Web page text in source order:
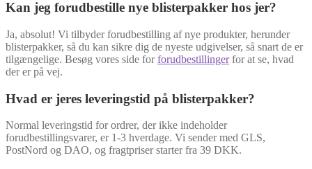
Kan jeg forudbestille nye blisterpakker hos jer?
Ja, absolut! Vi tilbyder forudbestilling af nye produkter, herunder
blisterpakker, så du kan sikre dig de nyeste udgivelser, så snart de er
tilgængelige. Besøg vores side forforudbestillingerfor at se, hvad
der er på vej.
Hvad er jeres leveringstid på blisterpakker?
Normal leveringstid for ordrer, der ikke indeholder
forudbestillingsvarer, er 1-3 hverdage. Vi sender med GLS,
PostNord og DAO, og fragtpriser starter fra 39 DKK.